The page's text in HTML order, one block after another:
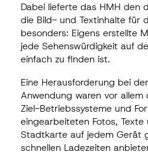
Dabei lieferte das HMH den
die Bild- und Textinhalte für
besonders: Eigens erstellte
jede Sehenswürdigkeit auf
einfach zu finden ist.
Eine Herausforderung bei
Anwendung waren vor allem
Ziel-Betriebssysteme und
eingearbeiteten Fotos,
Stadtkarte auf jedem Gerät
schnellen Ladezeiten